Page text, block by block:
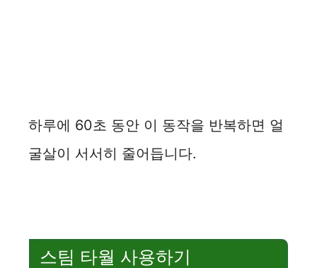
하루에 60초 동안 이 동작을 반복하면 얼
굴살이 서서히 줄어듭니다.
스팀 타월 사용하기